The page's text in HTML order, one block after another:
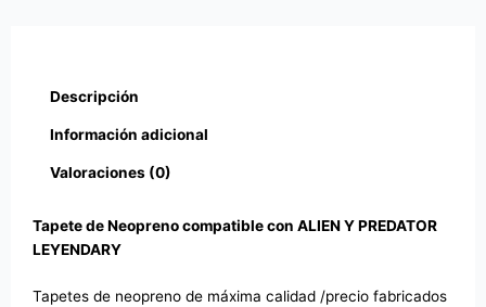
Descripción
Información adicional
Valoraciones (0)
Tapete de Neopreno compatible con ALIEN Y PREDATOR
LEYENDARY
Tapetes de neopreno de máxima calidad /precio fabricados